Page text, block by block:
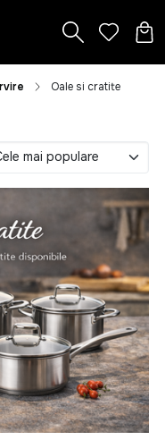
Oale si cratite